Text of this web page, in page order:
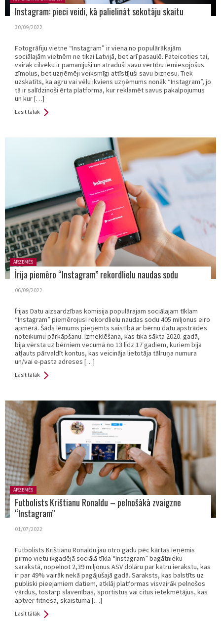
Instagram: pieci veidi, kā palielināt sekotāju skaitu
30/09/2022
Fotogrāfiju vietne “Instagram” ir viena no populārākajām
sociālajām vietnēm ne tikai Latvijā, bet arī pasaulē. Pateicoties tai,
vairāk cilvēku ir pamanījuši un atraduši savu vērtību iemiesojošus
zīmolus, bet uzņēmēji veiksmīgi attīstījuši savu biznesu. Tiek
uzskatīts, ka agru vai vēlu ikviens uzņēmums nonāk “Instagram”, jo
tā ir salīdzinoši ērta platforma, kur reklamēt savus pakalpojumus
un kur […]
Lasīt tālāk
Posted
in:
ĀRZEMĒS
Īrija piemēro “Instagram” rekordlielu naudas sodu
06/09/2022
Īrijas Datu aizsardzības komisija populārajam sociālajam tīklam
“Instagram” piemērojusi rekordlielu naudas sodu 405 miljonus eiro
apmērā. Šāds lēmums pieņemts saistībā ar bērnu datu apstrādes
noteikumu pārkāpšanu. Izmeklēšana, kas tika sākta 2020. gadā,
bija vērsta uz bērniem vecumā no 13 līdz 17 gadiem, kuriem bija
atļauts pārvaldīt kontus, kas veicināja lietotāja tālruņa numura
un/vai e-pasta adreses […]
Lasīt tālāk
Posted
in:
ĀRZEMĒS
Futbolists Krištianu Ronaldu – pelnošākā zvaigzne
“Instagram”
01/07/2022
Futbolists Krištianu Ronaldu jau otro gadu pēc kārtas ieņēmis
pirmo vietu ikgadējā sociālā tīkla “Instagram” bagātnieku
sarakstā, nopelnot 2,39 miljonus ASV dolāru par katru ierakstu, kas
ir par 49% vairāk nekā pagājušajā gadā. Saraksts, kas balstīts uz
publiski pieejamiem datiem, atklāj platformas visvairāk pelnošos
vārdus, tostarp slavenības, sportistus vai citus ietekmētājus, kas
aptver fitnesa, skaistuma […]
Lasīt tālāk